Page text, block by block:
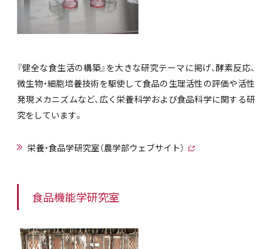
『健全な食生活の構築』を大きな研究テーマに掲げ、酵素反応、
微生物・細胞培養技術を駆使して食品の生理活性の評価や活性
発現メカニズムなど、広く栄養科学および食品科学に関する研
究をしています。
栄養・食品学研究室（農学部ウェブサイト）
食品機能学研究室